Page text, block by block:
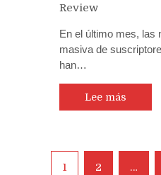
Review
En el último mes, las
masiva de
han…
Lee más
Navegación
1 2 …